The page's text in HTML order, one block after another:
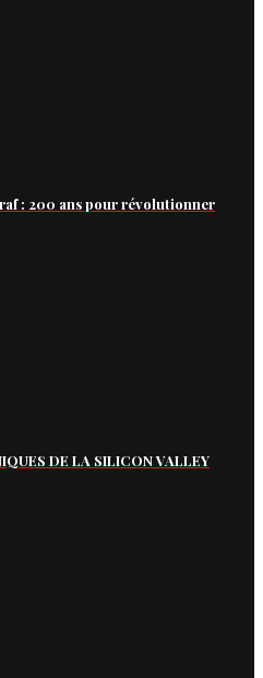
: 200 ans pour révolutionner
DE LA SILICON VALLEY